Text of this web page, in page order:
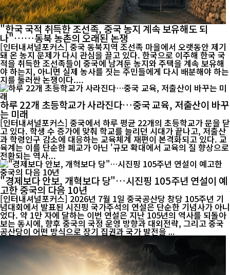
"한국 국적 취득한 조선족, 중국 농지 계속 보유해도 되
나"……동북 농촌의 오래된 논쟁
[인터내셔널포커스] 중국 동북지역 조선족 마을에서 오랫동안 제기
돼 온 농지 문제가 다시 관심을 끌고 있다. 한국으로 이주해 한국 국
적을 취득한 조선족들이 중국에 남겨둔 농지와 주택을 계속 보유해
야 하는지, 아니면 실제 농사를 짓는 주민들에게 다시 배분해야 하는
지를 둘러싼 논쟁이다....
하루 22개 초등학교가 사라진다…중국 교육, 저출산이 바꾸
는 미래
[인터내셔널포커스] 중국에서 하루 평균 22개의 초등학교가 문을 닫
고 있다. 학생 수 증가에 맞춰 학교를 늘리던 시대가 끝나고, 저출산
과 학령인구 감소에 대응하는 교육체계 재편이 본격화되고 있다. 교
육계는 이를 단순한 폐교가 아닌 '규모 확대에서 교육의 질 향상으로
전환되는 역사...
"경제보다 안보, 개혁보다 당"…시진핑 105주년 연설이 예
고한 중국의 다음 10년
[인터내셔널포커스] 2026년 7월 1일 중국공산당 창당 105주년 기
념대회에서 발표된 시진핑 국가주석의 연설은 단순한 기념사가 아니
었다. 약 1만 자에 달하는 이번 연설은 지난 105년의 역사를 되돌아
보는 동시에, 향후 중국의 국정 운영 방향과 대외전략, 그리고 중국
공산당이 어떤 방식으로 장기 집권과 국가 발전을 ...